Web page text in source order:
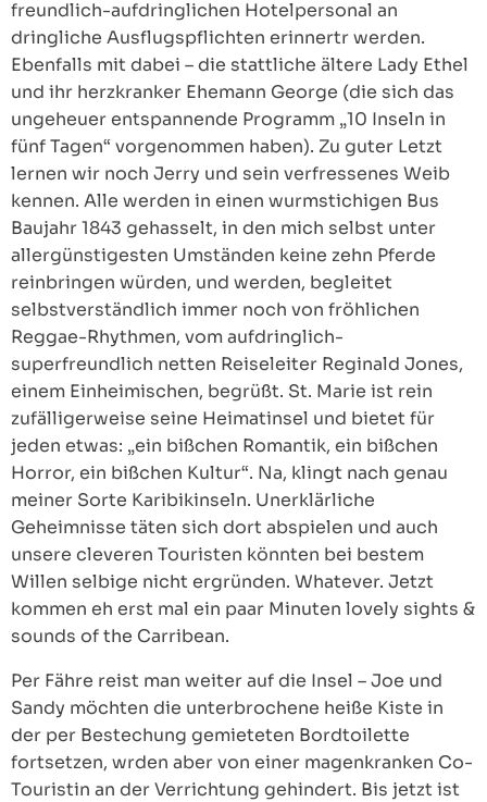
freundlich-aufdringlichen Hotelpersonal an
dringliche Ausflugspflichten erinnertr werden.
Ebenfalls mit dabei – die stattliche ältere Lady Ethel
und ihr herzkranker Ehemann George (die sich das
ungeheuer entspannende Programm „10 Inseln in
fünf Tagen“ vorgenommen haben). Zu guter Letzt
lernen wir noch Jerry und sein verfressenes Weib
kennen. Alle werden in einen wurmstichigen Bus
Baujahr 1843 gehasselt, in den mich selbst unter
allergünstigesten Umständen keine zehn Pferde
reinbringen würden, und werden, begleitet
selbstverständlich immer noch von fröhlichen
Reggae-Rhythmen, vom aufdringlich-
superfreundlich netten Reiseleiter Reginald Jones,
einem Einheimischen, begrüßt. St. Marie ist rein
zufälligerweise seine Heimatinsel und bietet für
jeden etwas: „ein bißchen Romantik, ein bißchen
Horror, ein bißchen Kultur“. Na, klingt nach genau
meiner Sorte Karibikinseln. Unerklärliche
Geheimnisse täten sich dort abspielen und auch
unsere cleveren Touristen könnten bei bestem
Willen selbige nicht ergründen. Whatever. Jetzt
kommen eh erst mal ein paar Minuten lovely sights &
sounds of the Carribean.
Per Fähre reist man weiter auf die Insel – Joe und
Sandy möchten die unterbrochene heiße Kiste in
der per Bestechung gemieteten Bordtoilette
fortsetzen, wrden aber von einer magenkranken Co-
Touristin an der Verrichtung gehindert. Bis jetzt ist